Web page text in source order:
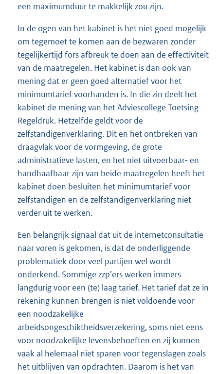
een maximumduur te makkelijk zou zijn.
In de ogen van het kabinet is het niet goed mogelijk
om tegemoet te komen aan de bezwaren zonder
tegelijkertijd fors afbreuk te doen aan de effectiviteit
van de maatregelen. Het kabinet is dan ook van
mening dat er geen goed alternatief voor het
minimumtarief voorhanden is. In die zin deelt het
kabinet de mening van het Adviescollege Toetsing
Regeldruk. Hetzelfde geldt voor de
zelfstandigenverklaring. Dit en het ontbreken van
draagvlak voor de vormgeving, de grote
administratieve lasten, en het niet uitvoerbaar- en
handhaafbaar zijn van beide maatregelen heeft het
kabinet doen besluiten het minimumtarief voor
zelfstandigen en de zelfstandigenverklaring niet
verder uit te werken.
Een belangrijk signaal dat uit de internetconsultatie
naar voren is gekomen, is dat de onderliggende
problematiek door veel partijen wel wordt
onderkend. Sommige zzp’ers werken immers
langdurig voor een (te) laag tarief. Het tarief dat ze in
rekening kunnen brengen is niet voldoende voor
een noodzakelijke
arbeidsongeschiktheidsverzekering, soms niet eens
voor noodzakelijke levensbehoeften en zij kunnen
vaak al helemaal niet sparen voor tegenslagen zoals
het uitblijven van opdrachten. Daarom is het van